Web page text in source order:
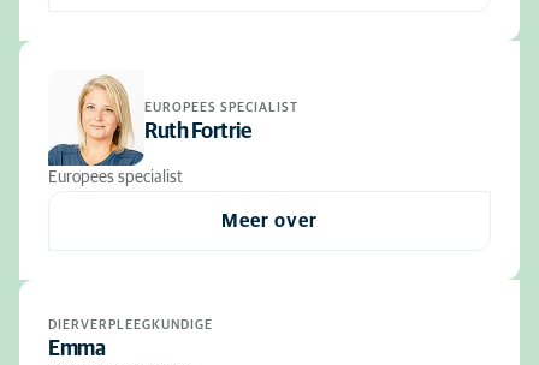
EUROPEES SPECIALIST
Ruth Fortrie
Europees specialist
Meer over
DIERVERPLEEGKUNDIGE
Emma